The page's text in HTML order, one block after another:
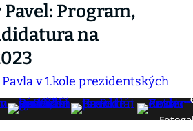
Program,
na